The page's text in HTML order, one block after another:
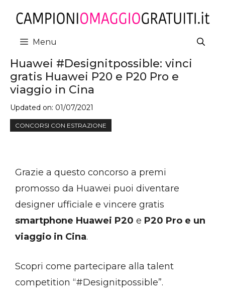
contenuto
Menu
Huawei #Designitpossible: vinci
gratis Huawei P20 e P20 Pro e
viaggio in Cina
Updated on: 01/07/2021
CONCORSI CON ESTRAZIONE
Grazie a questo concorso a premi
promosso da Huawei puoi diventare
designer ufficiale e vincere gratis
smartphone Huawei P20 e P20 Pro e un
viaggio in Cina.
Scopri come partecipare alla talent
competition “#Designitpossible”.